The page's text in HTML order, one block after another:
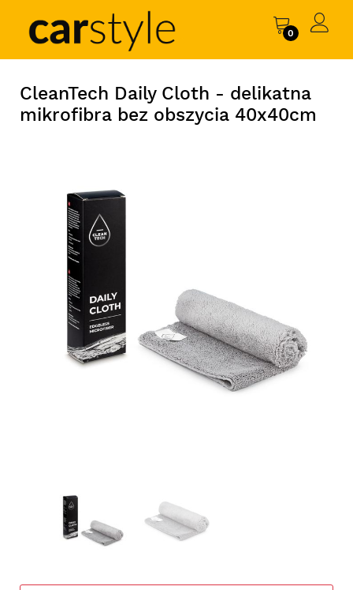
0
CleanTech Daily Cloth - delikatna
mikrofibra bez obszycia 40x40cm